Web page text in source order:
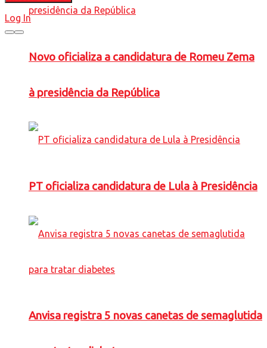
Novo oficializa a candidatura de Romeu Zema
à presidência da República
PT oficializa candidatura de Lula à Presidência
Anvisa registra 5 novas canetas de semaglutida
Log In